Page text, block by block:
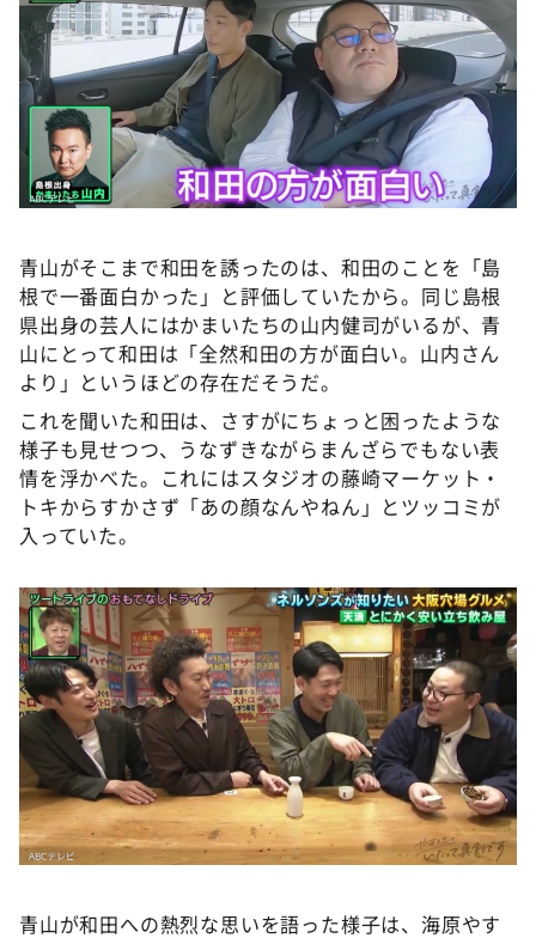
青山がそこまで和田を誘ったのは、和田のことを「島
根で一番面白かった」と評価していたから。同じ島根
県出身の芸人にはかまいたちの山内健司がいるが、青
山にとって和田は「全然和田の方が面白い。山内さん
より」というほどの存在だそうだ。
これを聞いた和田は、さすがにちょっと困ったような
様子も見せつつ、うなずきながらまんざらでもない表
情を浮かべた。これにはスタジオの藤崎マーケット・
トキからすかさず「あの顔なんやねん」とツッコミが
入っていた。
青山が和田への熱烈な思いを語った様子は、海原やす